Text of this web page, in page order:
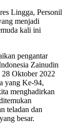
Lingga, Personil
menjadi
kali ini
pengantar
Zainudin
Oktober 2022
yang Ke-94,
menghadirkan
teladan dan
besar.